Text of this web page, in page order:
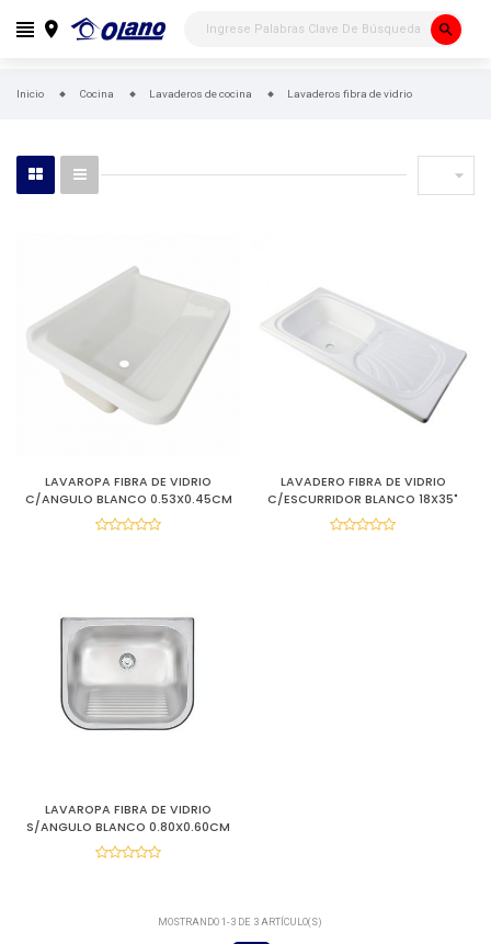
search
Inicio Cocina Lavaderos de cocina Lavaderos fibra de vidrio

LAVAROPA FIBRA DE VIDRIO
C/ANGULO BLANCO 0.53X0.45CM
LAVADERO FIBRA DE VIDRIO
C/ESCURRIDOR BLANCO 18X35"
LAVAROPA FIBRA DE VIDRIO
S/ANGULO BLANCO 0.80X0.60CM
MOSTRANDO 1-3 DE 3 ARTÍCULO(S)